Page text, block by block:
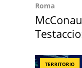
Roma
TERRITORIO